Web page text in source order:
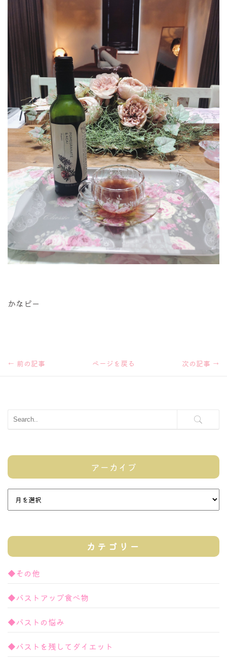
かなピー
← 前の記事 ページを戻る 次の記事 →
アーカイブ
カテゴリー
◆その他
◆バストアップ食べ物
◆バストの悩み
◆バストを残してダイエット